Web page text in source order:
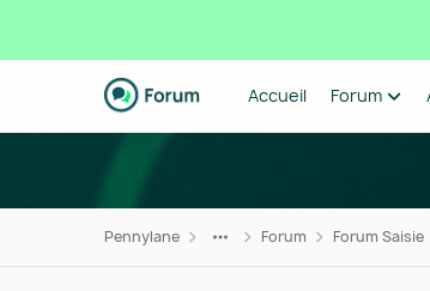
Passer au contenu
Accueil Forum
Pennylane Forum Forum Saisie